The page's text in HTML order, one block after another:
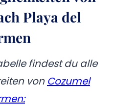
Playa del
findest du alle
von Cozumel